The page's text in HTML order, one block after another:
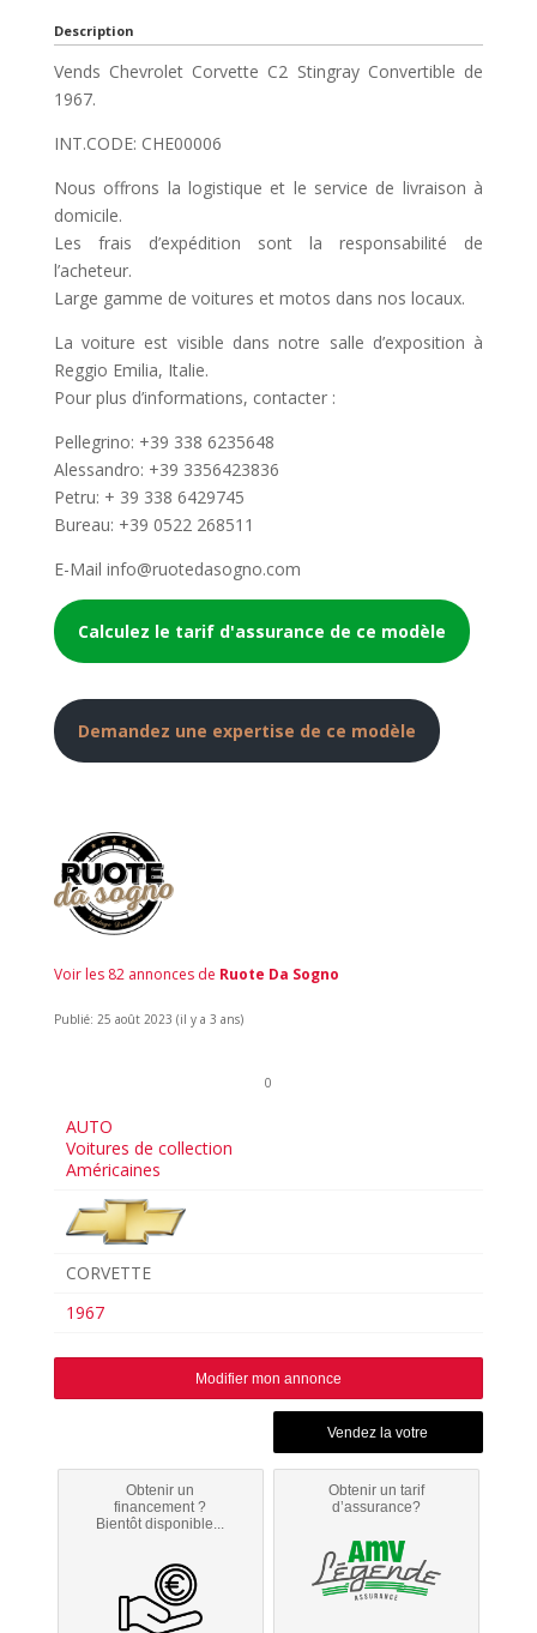
Description
Vends Chevrolet Corvette C2 Stingray Convertible de
1967.
INT.CODE: CHE00006
Nous offrons la logistique et le service de livraison à
domicile.
Les frais d’expédition sont la responsabilité de
l’acheteur.
Large gamme de voitures et motos dans nos locaux.
La voiture est visible dans notre salle d’exposition à
Reggio Emilia, Italie.
Pour plus d’informations, contacter :
Pellegrino: +39 338 6235648
Alessandro: +39 3356423836
Petru: + 39 338 6429745
Bureau: +39 0522 268511
E-Mail info@ruotedasogno.com
Calculez le tarif d'assurance de ce modèle
Demandez une expertise de ce modèle
Voir les 82 annonces de Ruote Da Sogno
Publié: 25 août 2023 (il y a 3 ans)
0
AUTO
Voitures de collection
Américaines
CORVETTE
1967
Modifier mon annonce
Obtenir un
financement ?
Bientôt disponible...
Obtenir un tarif
d’assurance?